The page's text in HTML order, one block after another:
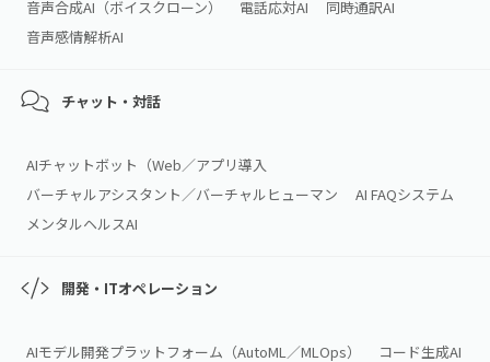
音声合成AI（ボイスクローン）
電話応対AI
同時通訳AI
音声感情解析AI
チャット・対話
AIチャットボット（Web／アプリ導入
バーチャルアシスタント／バーチャルヒューマン
AI FAQシステム
メンタルヘルスAI
開発・ITオペレーション
AIモデル開発プラットフォーム（AutoML／MLOps）
コード生成AI